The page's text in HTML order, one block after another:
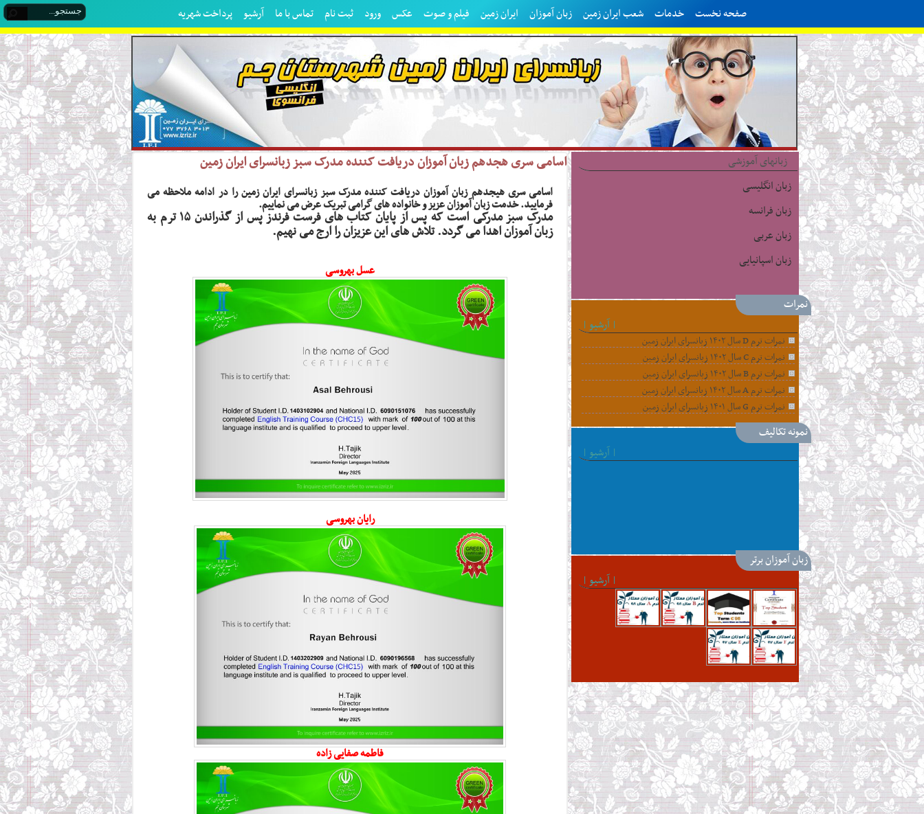
صفحه نخست خدمات شعب ایران زمین زبان آموزان ایران زمین فیلم و صوت عکس ورود ثبت نام تماس با ما آرشیو پرداخت شهریه
اسامی سری هجدهم زبان آموزان دریافت کننده مدرک سبز زبانسرای ایران زمین
اسامی سری هیجدهم زبان آموزان دریافت کننده مدرک سبز زبانسرای ایران زمین را در ادامه ملاحظه می
فرمایید. خدمت زبان آموزان عزیز و خانواده های گرامی تبریک عرض می نماییم.
مدرک سبز مدرکی است که پس از پایان کتاب های فرست فرندز پس از گذراندن ۱۵ ترم به
زبان آموزان اهدا می گردد. تلاش های این عزیزان را ارج می نهیم.
عسل بهروسی
رایان بهروسی
فاطمه صفایی زاده
زبانهای آموزشی
زبان انگلیسی
زبان فرانسه
زبان عربی
زبان اسپانیایی
نمرات
| آرشیو |
نمرات ترم D سال ۱۴۰۲ زبانسرای ایران زمین
نمرات ترم C سال ۱۴۰۲ زبانسرای ایران زمین
نمرات ترم B سال ۱۴۰۲ زبانسرای ایران زمین
نمرات ترم A سال ۱۴۰۲ زبانسرای ایران زمین
نمرات ترم G سال ۱۴۰۱ زبانسرای ایران زمین
نمونه تکالیف
| آرشیو |
زبان آموزان برتر
| آرشیو |